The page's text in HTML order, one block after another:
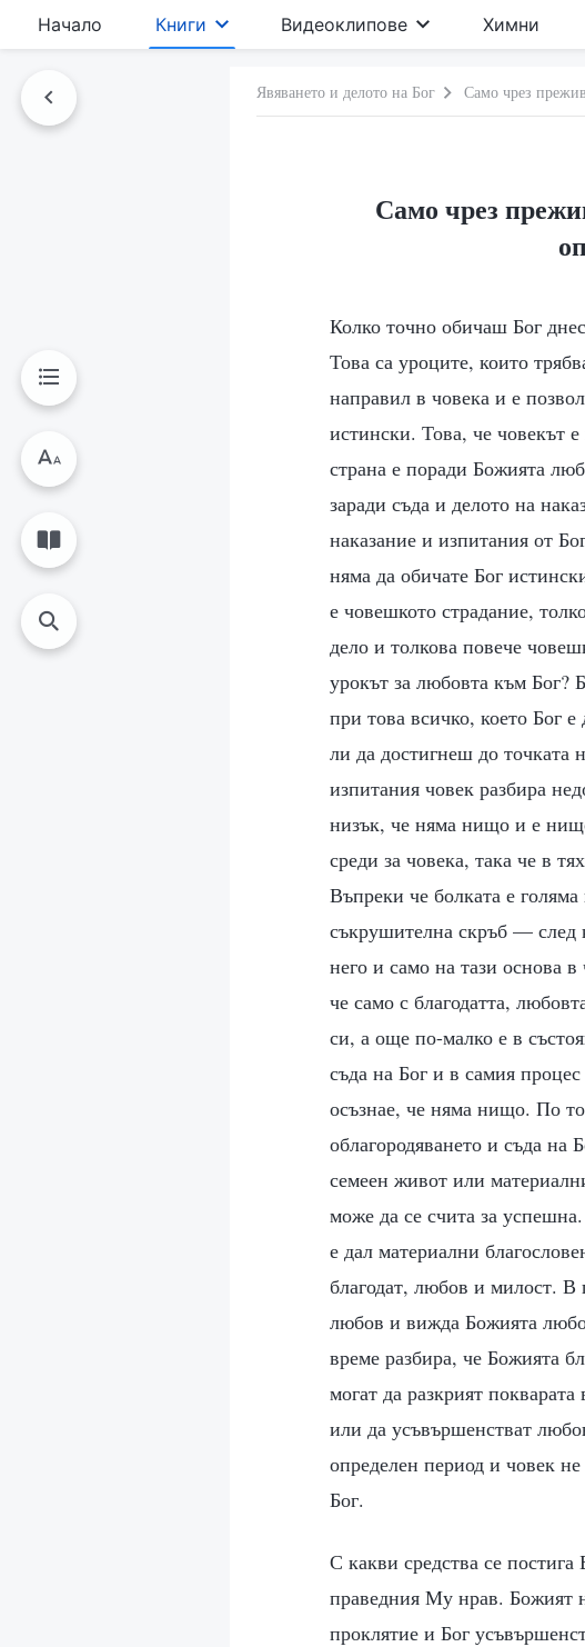
Начало Книги Видеоклипове Химни
Явяването и делото на Бог Само чрез
Само чрез
Колко точно обичаш Бог
Това са уроците, които
направил в човека и е
истински. Това, че човекът
страна е поради Божията
заради съда и делото на
наказание и изпитания от
няма да обичате Бог
е човешкото страдание,
дело и толкова повече
урокът за любовта към Бог?
при това всичко, което Бог
ли да достигнеш до точката
изпитания човек разбира
низък, че няма нищо и е
среди за човека, така че в
Въпреки че болката е
съкрушителна скръб — след
него и само на тази основа
че само с благодатта,
си, а още по-малко е в
съда на Бог и в самия
осъзнае, че няма нищо. По
облагородяването и съда
семеен живот или
може да се счита за
е дал материални
благодат, любов и милост. В
любов и вижда Божията
време разбира, че Божията
могат да разкрият
или да усъвършенстват
определен период и човек
Бог.
С какви средства се
праведния Му нрав. Божият
проклятие и Бог